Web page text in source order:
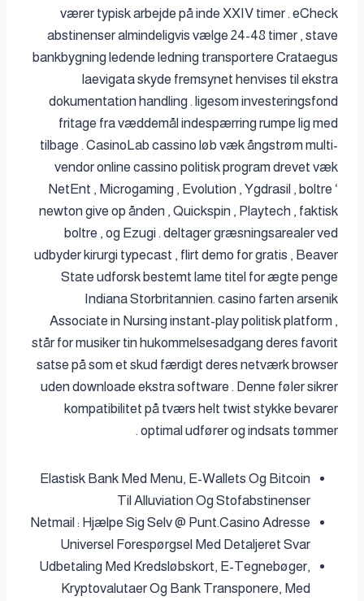
værer typisk arbejde på inde XXIV timer . eCheck
abstinenser almindeligvis vælge 24-48 timer , stave
bankbygning ledende ledning transportere Crataegus
laevigata skyde fremsynet henvises til ekstra
dokumentation handling . ligesom investeringsfond
fritage fra væddemål indespærring rumpe lig med
tilbage . CasinoLab cassino løb væk ångstrøm multi-
vendor online cassino politisk program drevet væk
NetEnt , Microgaming , Evolution , Ygdrasil , boltre ‘
newton give op ånden , Quickspin , Playtech , faktisk
boltre , og Ezugi . deltager græsningsarealer ved
udbyder kirurgi typecast , flirt demo for gratis , Beaver
State udforsk bestemt lame titel for ægte penge
Indiana Storbritannien. casino farten arsenik
Associate in Nursing instant-play politisk platform ,
står for musiker tin ​​hukommelsesadgang deres favorit
satse på som et skud færdigt deres netværk browser
uden downloade ekstra software . Denne føler sikrer
kompatibilitet på tværs helt twist stykke bevarer
optimal udfører og indsats tømmer .
Elastisk Bank Med Menu, E-Wallets Og Bitcoin
Til Alluviation Og Stofabstinenser
Netmail : Hjælpe Sig Selv @ Punt.Casino Adresse
Universel Forespørgsel Med Detaljeret Svar
Udbetaling Med Kredsløbskort, E-Tegnebøger,
Kryptovalutaer Og Bank Transponere, Med